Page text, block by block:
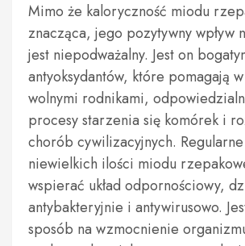
Mimo że kaloryczność miodu
znacząca, jego pozytywny wpływ
jest niepodważalny. Jest on
antyoksydantów, które pomagają
wolnymi rodnikami,
procesy starzenia się komórek i
chorób cywilizacyjnych.
niewielkich ilości miodu
wspierać układ odpornościowy,
antybakteryjnie i antywirusowo.
sposób na wzmocnienie